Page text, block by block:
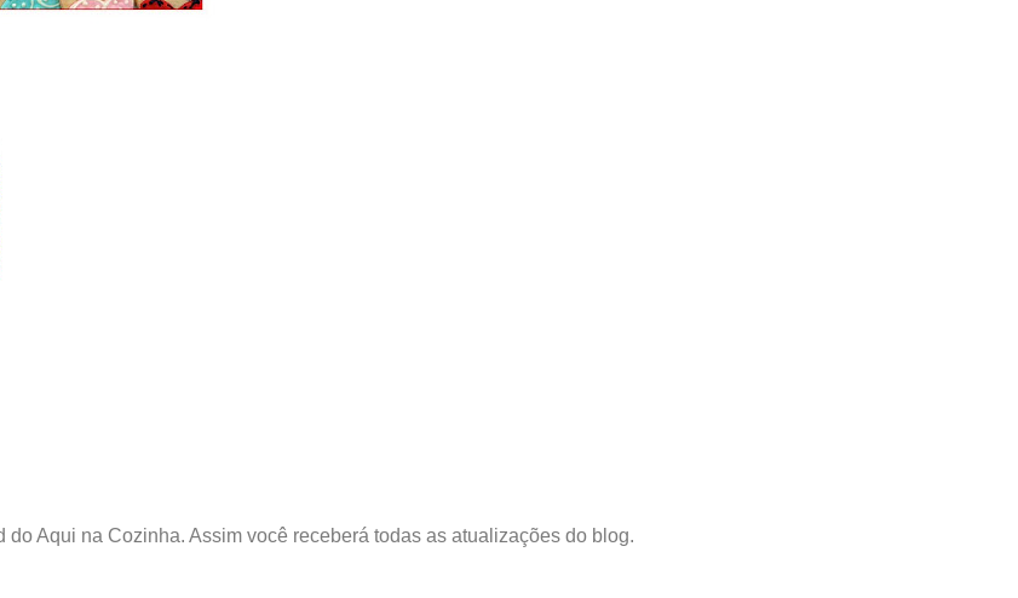
do Aqui na Cozinha. Assim você receberá todas as atualizações do blog.